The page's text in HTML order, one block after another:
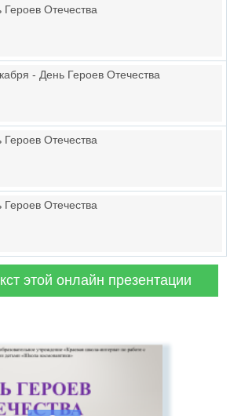
Героев Отечества
- День Героев Отечества
Героев Отечества
Героев Отечества
этой онлайн презентации